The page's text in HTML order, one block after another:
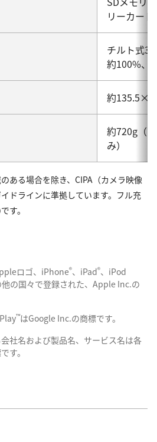
リーカー
チルト式
約100%、
約
約720g（
み）
ある場合を除き、CIPA（カメラ映像
ドラインに準拠しています。フル充
す。
ロゴ、iPhone®、iPad®、iPod
の国々で登録された、Apple Inc.の
™はGoogle Inc.の商標です。
社名および製品名、サービス名は各
す。